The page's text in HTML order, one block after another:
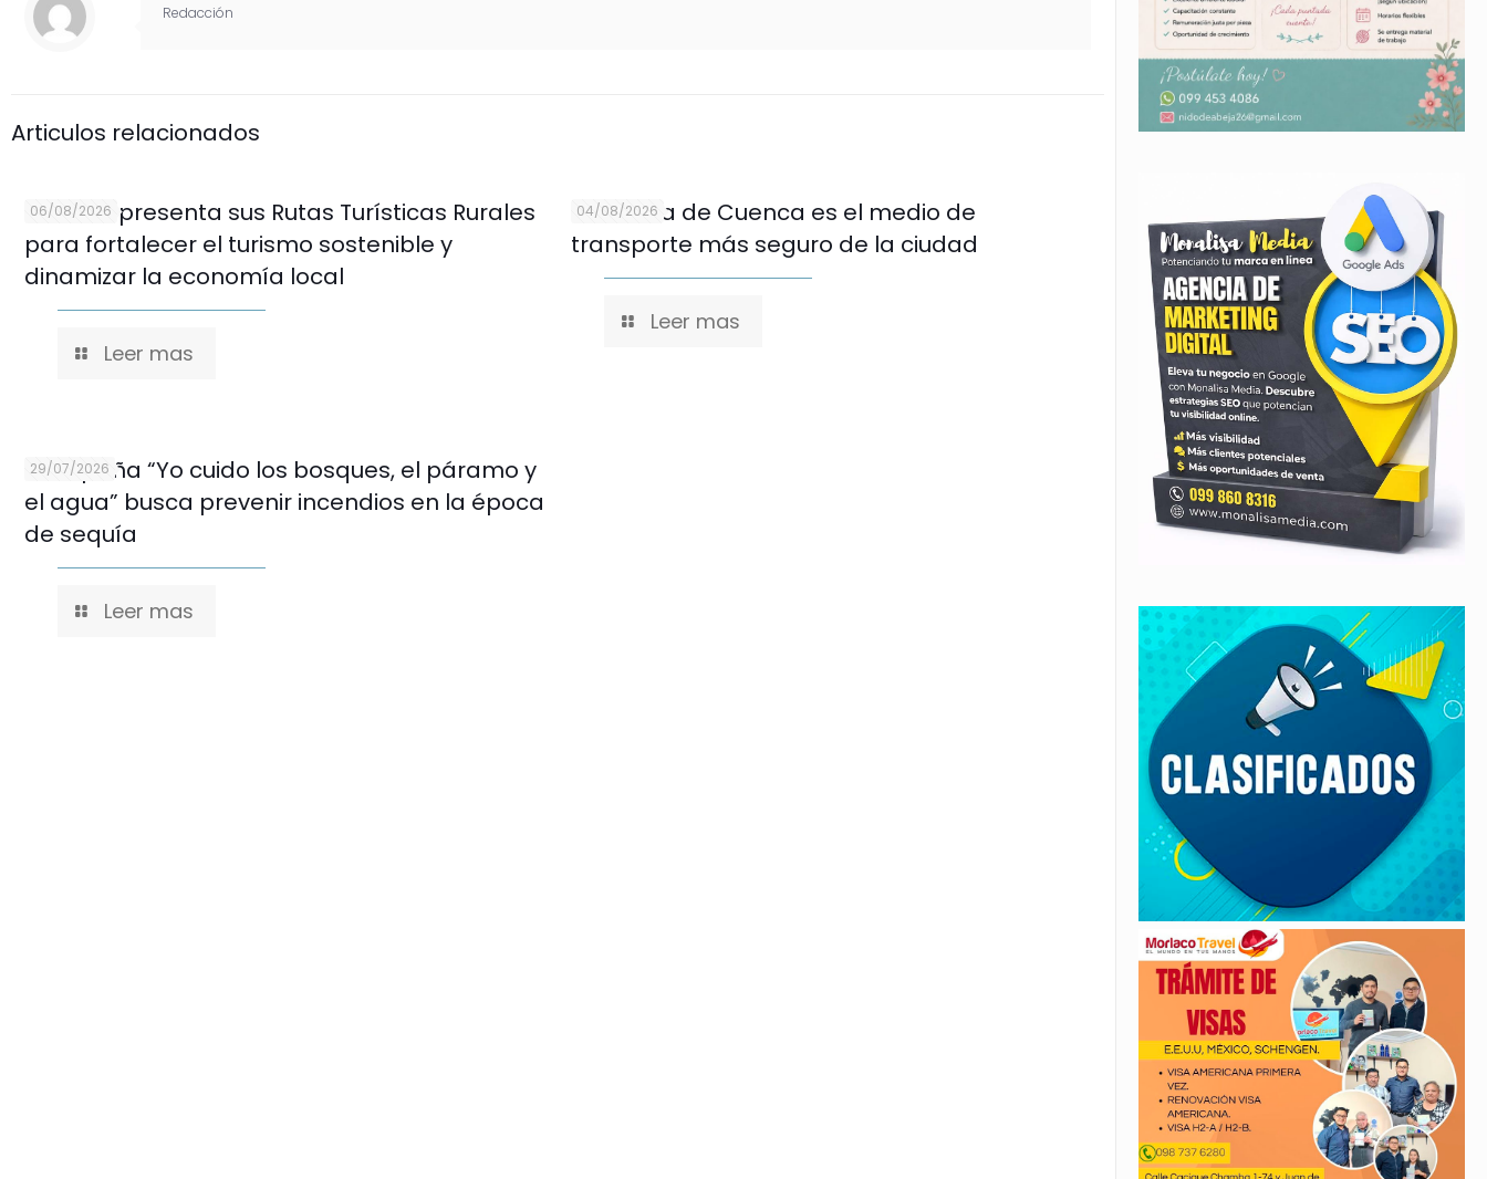
Redacción
Articulos relacionados
06/08/2026
Cuenca presenta sus Rutas Turísticas Rurales
para fortalecer el turismo sostenible y
dinamizar la economía local
Leer mas
04/08/2026
El tranvía de Cuenca es el medio de
transporte más seguro de la ciudad
Leer mas
29/07/2026
Campaña “Yo cuido los bosques, el páramo y
el agua” busca prevenir incendios en la época
de sequía
Leer mas